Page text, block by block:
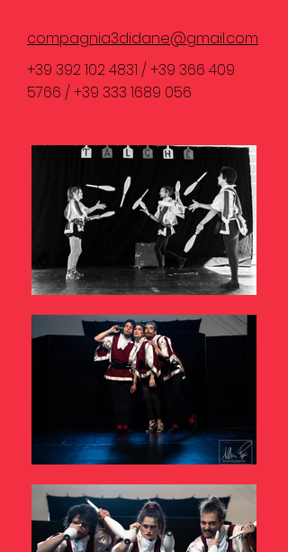
compagnia3didane@gmail.com
+39 392 102 4831 /+39 366 409
5766 /+39 333 1689 056